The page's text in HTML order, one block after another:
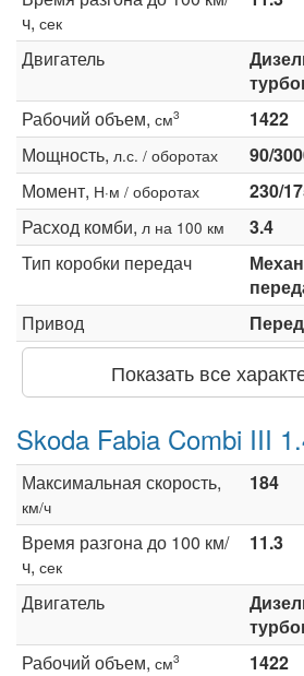
ч, сек
Двигатель
Рабочий объем, см3
1422
Мощность, л.с. / оборотах
90/
Момент, Н·м / оборотах
230/
Расход комби, л на 100 км
3.4
Тип коробки передач
Привод
Показать все
Skoda Fabia Combi III
Максимальная скорость,
км/ч
184
Время разгона до 100 км/
ч, сек
11.3
Двигатель
Рабочий объем, см3
1422